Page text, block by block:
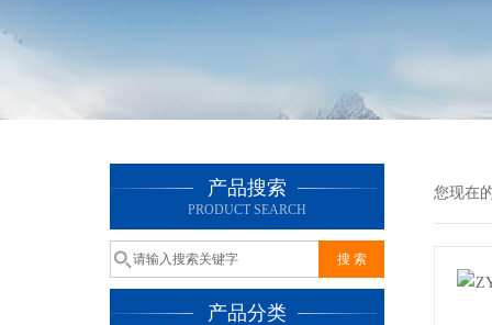
产品搜索
PRODUCT SEARCH
产品分类
您现在